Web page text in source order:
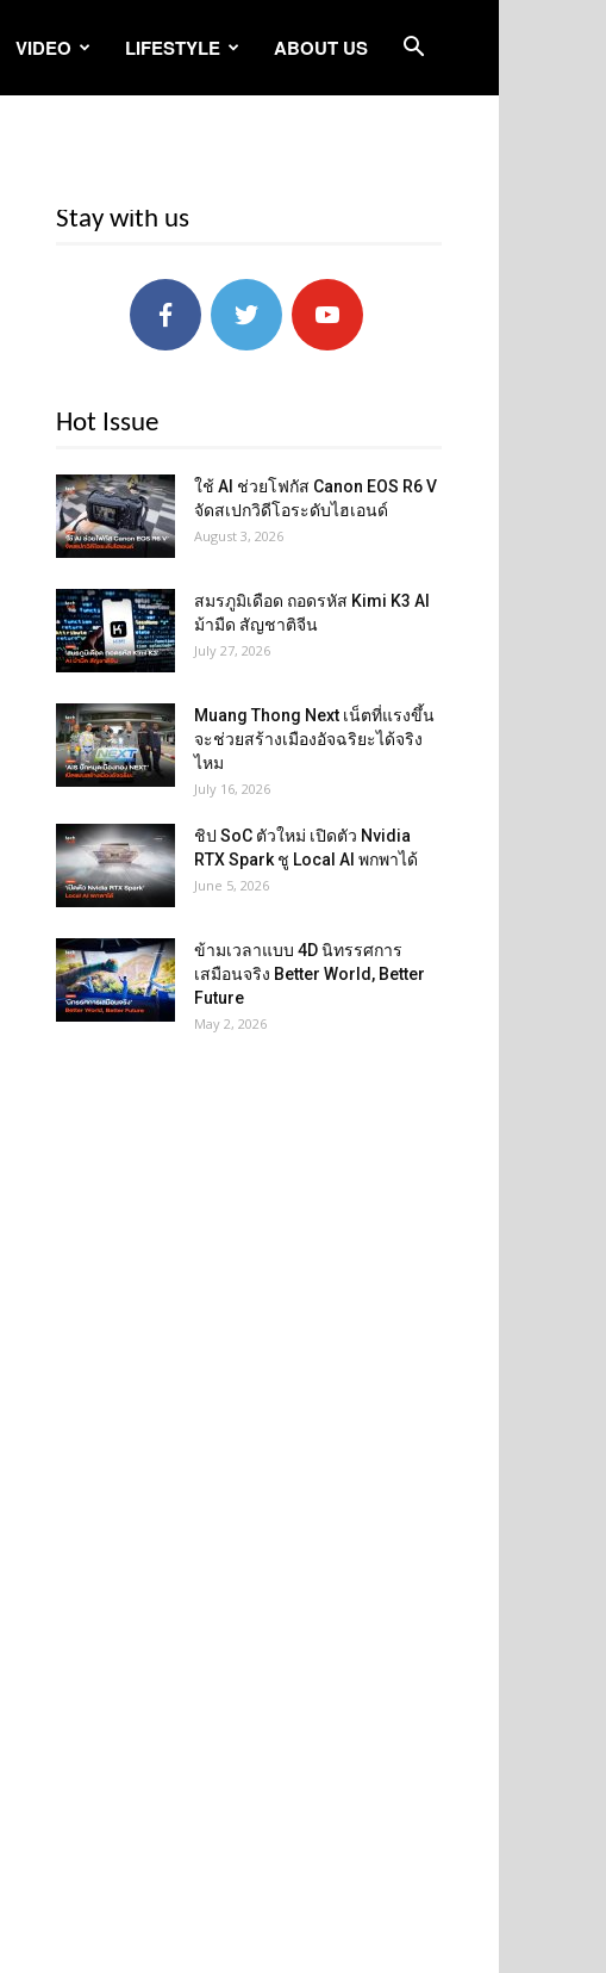
VIDEO LIFESTYLE ABOUT US
Stay with us
Hot Issue
ใช้ AI ช่วยโฟกัส Canon EOS R6 V
จัดสเปกวิดีโอระดับไฮเอนด์
August 3, 2026
สมรภูมิเดือด ถอดรหัส Kimi K3 AI
ม้ามืด สัญชาติจีน
July 27, 2026
Muang Thong Next เน็ตที่แรงขึ้น
จะช่วยสร้างเมืองอัจฉริยะได้จริง
ไหม
July 16, 2026
ชิป SoC ตัวใหม่ เปิดตัว Nvidia
RTX Spark ชู Local AI พกพาได้
June 5, 2026
ข้ามเวลาแบบ 4D นิทรรศการ
เสมือนจริง Better World, Better
Future
May 2, 2026